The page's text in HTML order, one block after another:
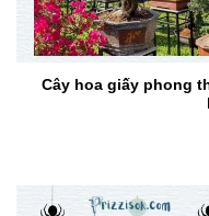
Cây hoa giấy phong